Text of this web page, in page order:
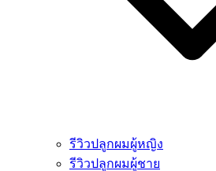
รีวิวปลูกผมผู้หญิง
รีวิวปลูกผมผู้ชาย